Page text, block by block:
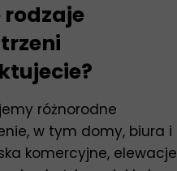
różnorodne
w tym domy, biura i
komercyjne, elewacje